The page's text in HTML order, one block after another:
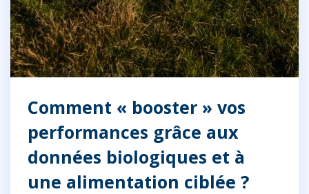
Comment « booster » vos
performances grâce aux
données biologiques et à
une alimentation ciblée ?